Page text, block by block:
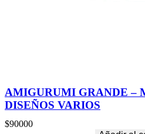
AMIGURUMI GRANDE –
DISEÑOS VARIOS
$90000